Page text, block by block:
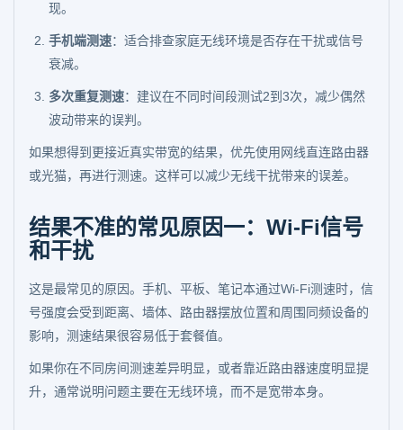
现。
手机端测速：适合排查家庭无线环境是否存在干扰或信号
衰减。
多次重复测速：建议在不同时间段测试2到3次，减少偶然
波动带来的误判。
如果想得到更接近真实带宽的结果，优先使用网线直连路由器
或光猫，再进行测速。这样可以减少无线干扰带来的误差。
结果不准的常见原因一：Wi-Fi信号
和干扰
这是最常见的原因。手机、平板、笔记本通过Wi-Fi测速时，信
号强度会受到距离、墙体、路由器摆放位置和周围同频设备的
影响，测速结果很容易低于套餐值。
如果你在不同房间测速差异明显，或者靠近路由器速度明显提
升，通常说明问题主要在无线环境，而不是宽带本身。